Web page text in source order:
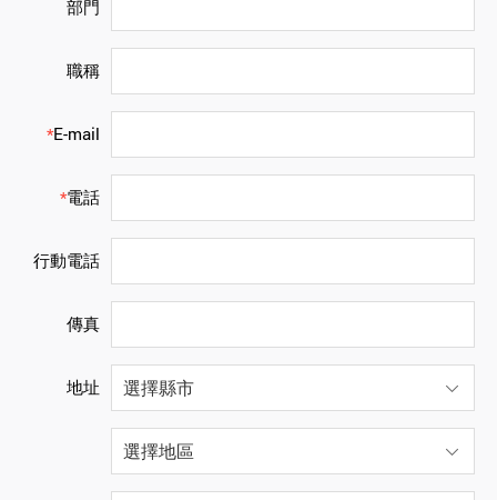
部門
職稱
*E-mail
*電話
行動電話
傳真
地址